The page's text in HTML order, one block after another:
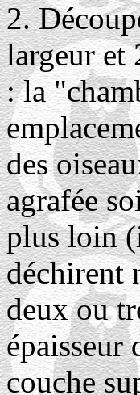
2.
largeur et
: la
des
agrafée
plus loin
déchirent
deux ou
épaisseur
couche